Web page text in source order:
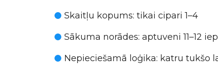
Skaitļu kopums: tikai cipari 1–4
Sākuma norādes: aptuveni 11–12
Nepieciešamā loģika: katru tukšo